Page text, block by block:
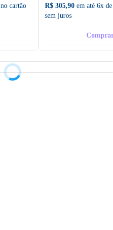
no cartão
R$ 305,90 em até 6x
sem juros